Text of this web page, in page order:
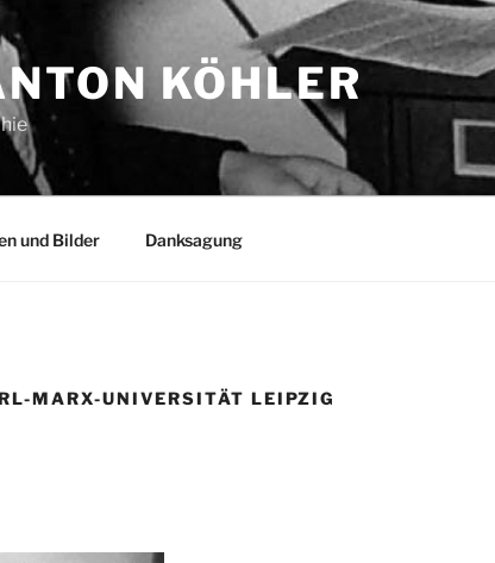
KÖHLER
und Bilder Danksagung
MARX-UNIVERSITÄT LEIPZIG